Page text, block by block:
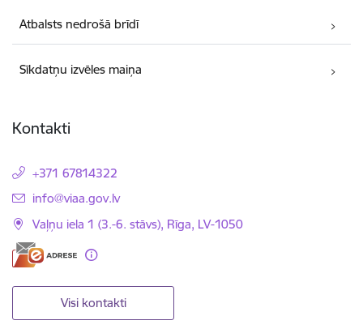
Atbalsts nedrošā brīdī
Sīkdatņu izvēles maiņa
Kontakti
+371 67814322
E-pasts:
info@viaa.gov.lv
Vaļņu iela 1 (3.-6. stāvs), Rīga, LV-1050
Visi kontakti